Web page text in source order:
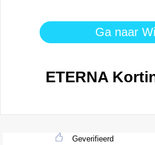
Ga naar
ETERNA
Geverifieerd